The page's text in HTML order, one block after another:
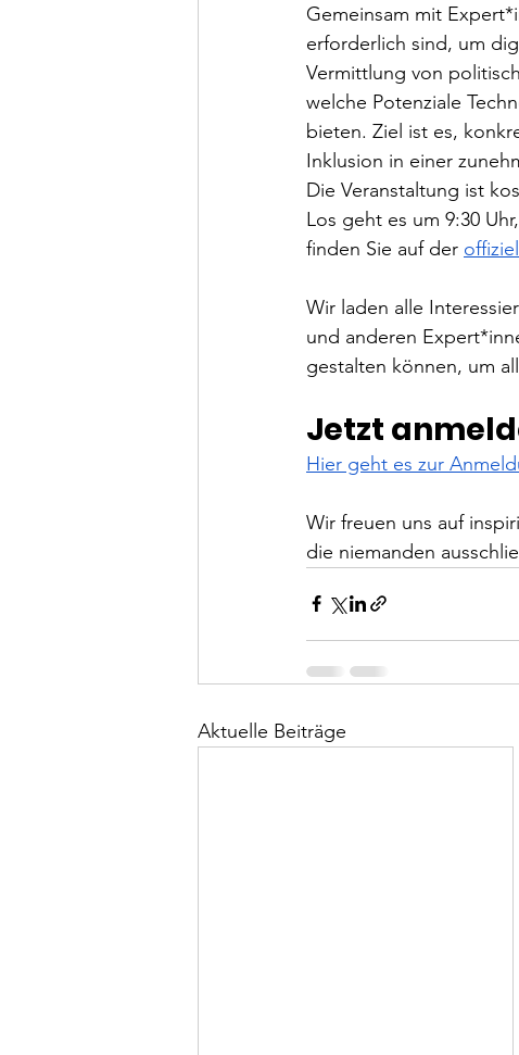
Gemeinsam mit
erforderlich sind, um
Vermittlung von
welche Potenziale
bieten. Ziel ist es,
Inklusion in einer
Die Veranstaltung ist
Los geht es um 9:30
finden Sie auf der
Wir laden alle
und anderen
gestalten können, um
Jetzt
Hier geht es zur
Wir freuen uns auf
die niemanden
Aktuelle Beiträge